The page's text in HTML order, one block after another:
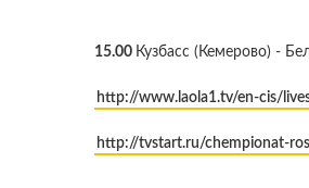
15.00 Кузбасс (Кемерово) -
http://www.laola1.tv/en-cis/
http://tvstart.ru/chempionat-